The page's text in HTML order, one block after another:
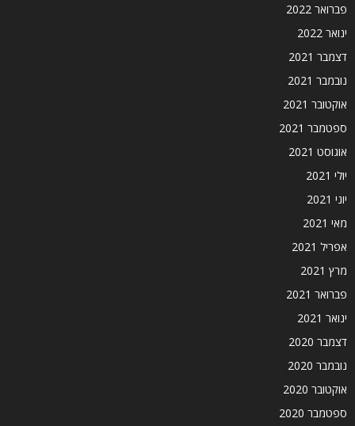
פברואר 2022
ינואר 2022
דצמבר 2021
נובמבר 2021
אוקטובר 2021
ספטמבר 2021
אוגוסט 2021
יולי 2021
יוני 2021
מאי 2021
אפריל 2021
מרץ 2021
פברואר 2021
ינואר 2021
דצמבר 2020
נובמבר 2020
אוקטובר 2020
ספטמבר 2020